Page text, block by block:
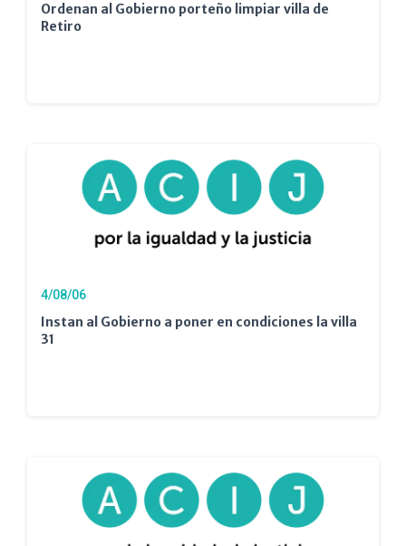
Ordenan al Gobierno porteño limpiar villa de
Retiro
4/08/06
Instan al Gobierno a poner en condiciones la villa
31